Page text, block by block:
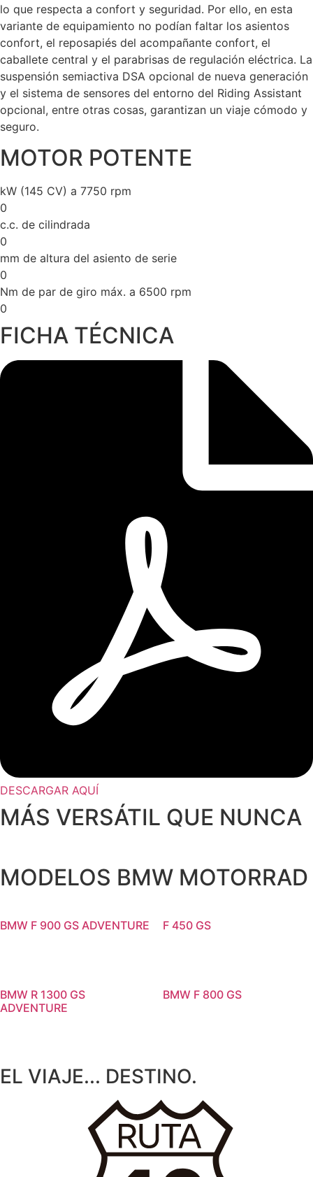
lo que respecta a confort y seguridad. Por ello, en esta
variante de equipamiento no podían faltar los asientos
confort, el reposapiés del acompañante confort, el
caballete central y el parabrisas de regulación eléctrica. La
suspensión semiactiva DSA opcional de nueva generación
y el sistema de sensores del entorno del Riding Assistant
opcional, entre otras cosas, garantizan un viaje cómodo y
seguro.
MOTOR POTENTE
kW (145 CV) a 7750 rpm
0
c.c. de cilindrada
0
mm de altura del asiento de serie
0
Nm de par de giro máx. a 6500 rpm
0
FICHA TÉCNICA
DESCARGAR AQUÍ
MÁS VERSÁTIL QUE NUNCA
MODELOS BMW MOTORRAD
BMW F 900 GS ADVENTURE F 450 GS
BMW R 1300 GS
ADVENTURE
BMW F 800 GS
EL VIAJE... DESTINO.